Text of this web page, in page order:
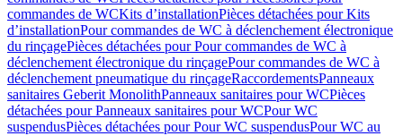
commandes de WCKits d’installationPièces détachées pour Kits
d’installationPour commandes de WC à déclenchement électronique
du rinçagePièces détachées pour Pour commandes de WC à
déclenchement électronique du rinçagePour commandes de WC à
déclenchement pneumatique du rinçageRaccordementsPanneaux
sanitaires Geberit MonolithPanneaux sanitaires pour WCPièces
détachées pour Panneaux sanitaires pour WCPour WC
suspendusPièces détachées pour Pour WC suspendusPour WC au